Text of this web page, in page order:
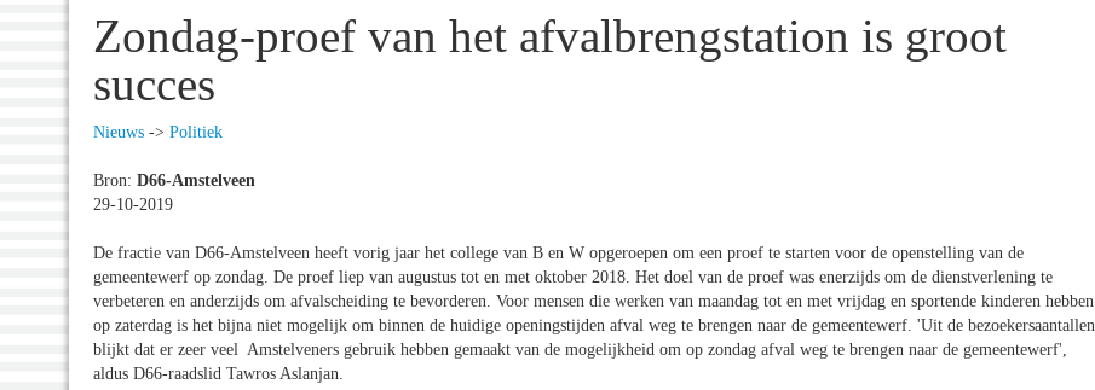
Zondag-proef van het afvalbrengstation is groot
succes
Nieuws -> Politiek
Bron: D66-Amstelveen
29-10-2019
De fractie van D66-Amstelveen heeft vorig jaar het college van B en W opgeroepen om een proef te starten voor de openstelling van de
gemeentewerf op zondag. De proef liep van augustus tot en met oktober 2018. Het doel van de proef was enerzijds om de dienstverlening te
verbeteren en anderzijds om afvalscheiding te bevorderen. Voor mensen die werken van maandag tot en met vrijdag en sportende kinderen hebben
op zaterdag is het bijna niet mogelijk om binnen de huidige openingstijden afval weg te brengen naar de gemeentewerf. 'Uit de bezoekersaantallen
blijkt dat er zeer veel Amstelveners gebruik hebben gemaakt van de mogelijkheid om op zondag afval weg te brengen naar de gemeentewerf',
aldus D66-raadslid Tawros Aslanjan.